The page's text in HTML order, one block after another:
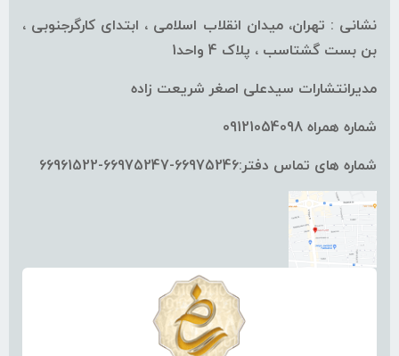
نشانی : تهران، میدان انقلاب اسلامی ، ابتدای کارگرجنوبی ،
بن بست گشتاسب ، پلاک 4 واحد1
مدیرانتشارات سیدعلی اصغر شریعت زاده
شماره همراه 09121054098
شماره های تماس دفتر:66975246-66975247-66961522